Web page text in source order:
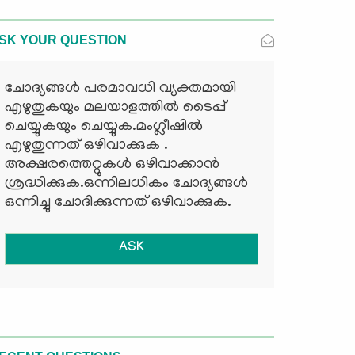
YOUR QUESTION
ചോദ്യങ്ങള്‍ പരമാവധി വ്യക്തമായി
എഴുതുകയും മലയാളത്തില്‍ ടൈപ്പ്
ചെയ്യുകയും ചെയ്യുക.മംഗ്ലീഷില്‍
എഴുതുന്നത് ഒഴിവാക്കുക .
അക്ഷരത്തെറ്റുകള്‍ ഒഴിവാക്കാന്‍
ശ്രദ്ധിക്കുക.ഒന്നിലധികം ചോദ്യങ്ങള്‍
ഒന്നിച്ചു ചോദിക്കുന്നത് ഒഴിവാക്കുക.
ASK